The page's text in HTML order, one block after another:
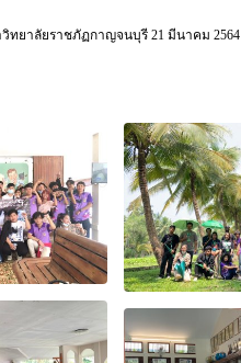
ทยาลัยราชภัฏกาญจนบุรี 21 มีนาคม 2564